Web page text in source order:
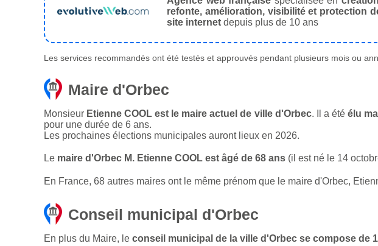
refonte, amélioration, visibilité et protection
site internet depuis plus de 10 ans
Les services recommandés ont été testés et approuvés pendant plusieurs mois ou
Maire d'Orbec
Monsieur Etienne COOL est le maire actuel de ville d'Orbec. Il a été élu
pour une durée de 6 ans.
Les prochaines élections municipales auront lieux en 2026.
Le maire d'Orbec M. Etienne COOL est âgé de 68 ans (il est né le 14
En France, 68 autres maires ont le même prénom que le maire d'Orbec,
Conseil municipal d'Orbec
En plus du Maire, le conseil municipal de la ville d'Orbec se compose de